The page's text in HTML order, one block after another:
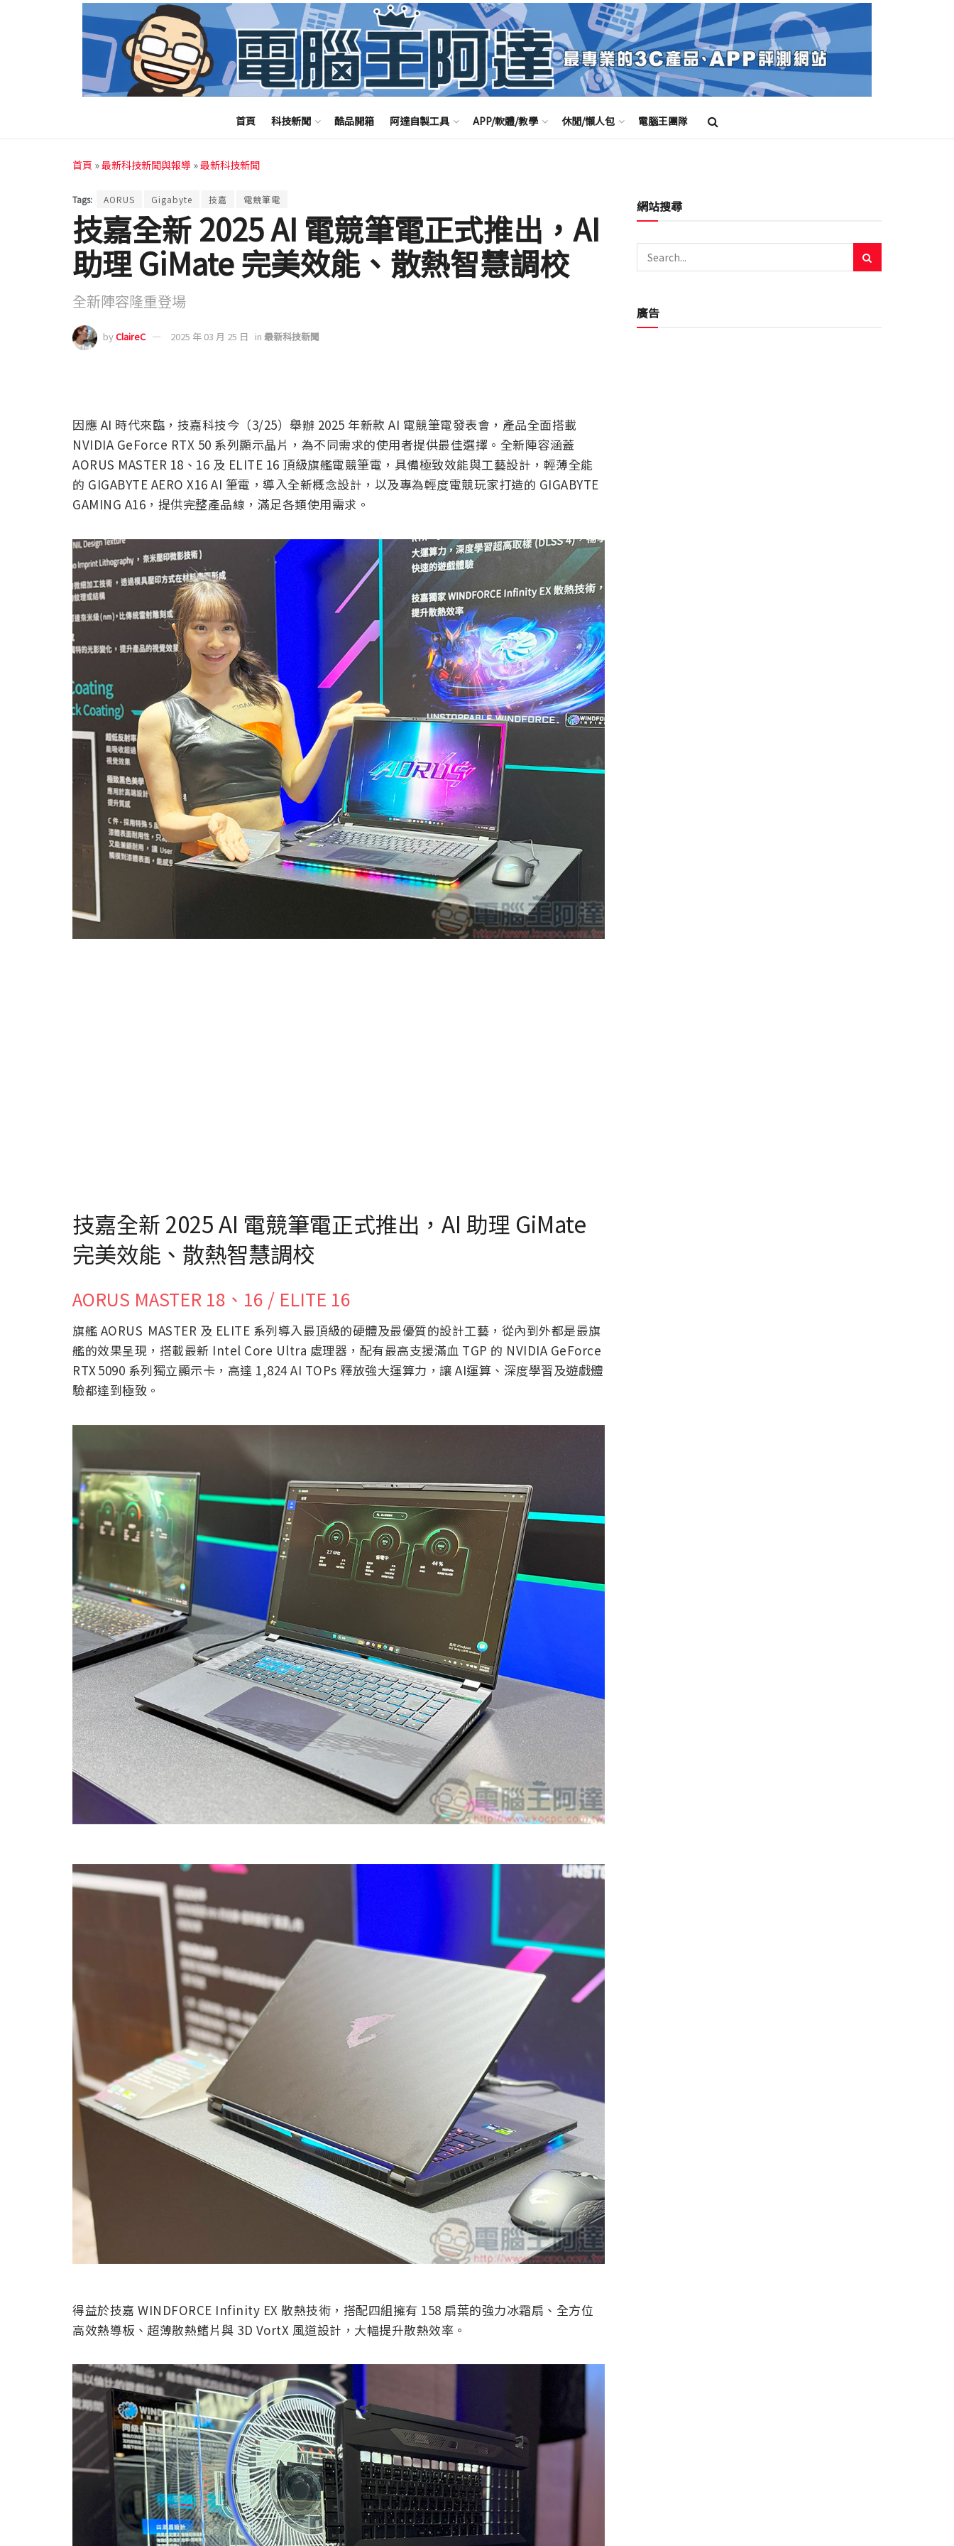
首頁 科技新聞 酷品開箱 阿達自製工具 APP/軟體/教學 休閒/懶人包 電腦王團隊
首頁 »最新科技新聞與報導 »最新科技新聞
Tags: AORUS Gigabyte 技嘉 電競筆電
技嘉全新 2025 AI 電競筆電正式推出，AI
助理 GiMate 完美效能、散熱智慧調校
全新陣容隆重登場
byClaireC 2025 年 03 月 25 日 in 最新科技新聞
因應 AI 時代來臨，技嘉科技今（3/25）舉辦 2025 年新款 AI 電競筆電發表會，產品全面搭載
NVIDIA GeForce RTX 50 系列顯示晶片，為不同需求的使用者提供最佳選擇。全新陣容涵蓋
AORUS MASTER 18、16 及 ELITE 16 頂級旗艦電競筆電，具備極致效能與工藝設計，輕薄全能
的 GIGABYTE AERO X16 AI 筆電，導入全新概念設計，以及專為輕度電競玩家打造的 GIGABYTE
GAMING A16，提供完整產品線，滿足各類使用需求。
技嘉全新 2025 AI 電競筆電正式推出，AI 助理 GiMate
完美效能、散熱智慧調校
AORUS MASTER 18、16 / ELITE 16
旗艦 AORUS MASTER 及 ELITE 系列導入最頂級的硬體及最優質的設計工藝，從內到外都是最旗
艦的效果呈現，搭載最新 Intel Core Ultra 處理器，配有最高支援滿血 TGP 的 NVIDIA GeForce
RTX 5090 系列獨立顯示卡，高達 1,824 AI TOPs 釋放強大運算力，讓 AI運算、深度學習及遊戲體
驗都達到極致。
得益於技嘉 WINDFORCE Infinity EX 散熱技術，搭配四組擁有 158 扇葉的強力冰霜扇、全方位
高效熱導板、超薄散熱鰭片與 3D VortX 風道設計，大幅提升散熱效率。
網站搜尋
廣告